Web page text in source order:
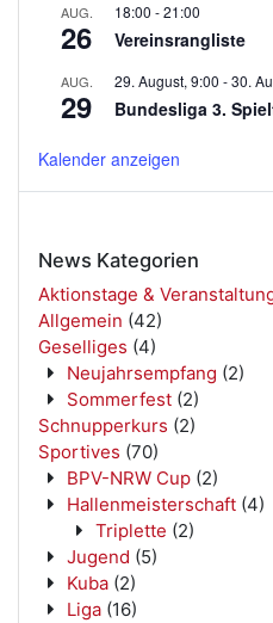
AUG.
26
18:00 -21:00
Vereinsrangliste
AUG.
29
29. August, 9:00 -30.
Bundesliga 3.
Kalender anzeigen
News Kategorien
Aktionstage &
Allgemein (42)
Geselliges (4)
Neujahrsempfang (2)
Sommerfest (2)
Schnupperkurs (2)
Sportives (70)
BPV-NRW Cup (2)
Hallenmeisterschaft (4)
Triplette (2)
Jugend (5)
Kuba (2)
Liga (16)